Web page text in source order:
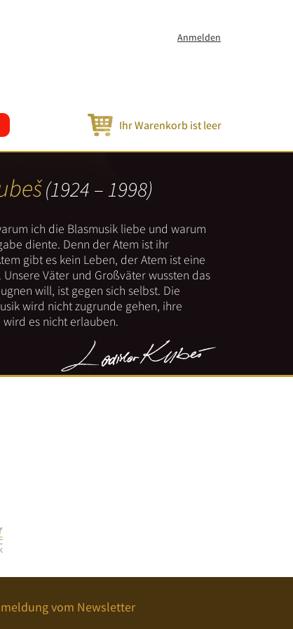
Anmelden
Ihr Warenkorb ist leer
(1924 – 1998)
ich die Blasmusik liebe und warum
diente. Denn der Atem ist ihr
gibt es kein Leben, der Atem ist eine
Väter und Großväter wussten das
will, ist gegen sich selbst. Die
wird nicht zugrunde gehen, ihre
es nicht erlauben.
vom Newsletter